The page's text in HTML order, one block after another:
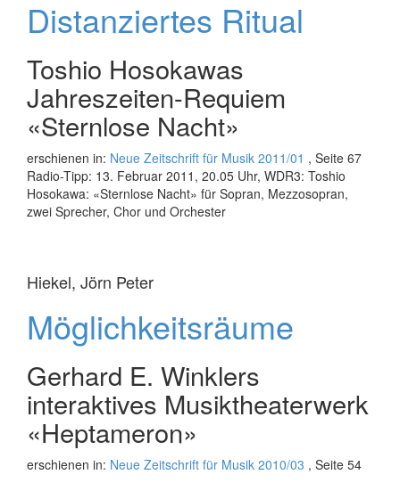
Distanziertes Ritual
Toshio Hosokawas
Jahreszeiten-Requiem
«Sternlose Nacht»
erschienen in: Neue Zeitschrift für Musik 2011/01 , Seite 67
Radio-Tipp: 13. Februar 2011, 20.05 Uhr, WDR3: Toshio
Hosokawa: «Sternlose Nacht» für Sopran, Mezzosopran,
zwei Sprecher, Chor und Orchester
Hiekel, Jörn Peter
Möglichkeitsräume
Gerhard E. Winklers
interaktives Musiktheaterwerk
«Heptameron»
erschienen in: Neue Zeitschrift für Musik 2010/03 , Seite 54